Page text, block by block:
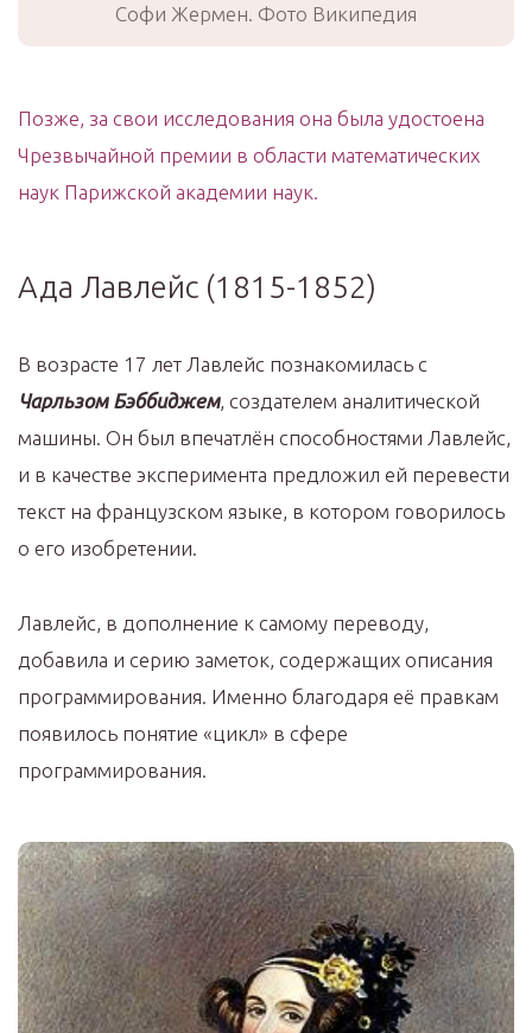
Софи Жермен. Фото Википедия
Позже, за свои исследования она была удостоена
Чрезвычайной премии в области математических
наук Парижской академии наук.
Ада Лавлейс (1815-1852)
В возрасте 17 лет Лавлейс познакомилась с
Чарльзом Бэббиджем, создателем аналитической
машины. Он был впечатлён способностями Лавлейс,
и в качестве эксперимента предложил ей перевести
текст на французском языке, в котором говорилось
о его изобретении.
Лавлейс, в дополнение к самому переводу,
добавила и серию заметок, содержащих описания
программирования. Именно благодаря её правкам
появилось понятие «цикл» в сфере
программирования.